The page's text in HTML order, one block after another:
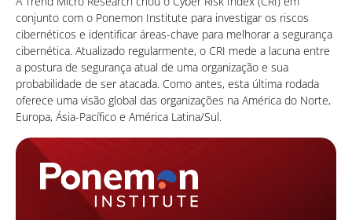
conjunto com o Ponemon Institute para investigar os riscos
cibernéticos e identificar áreas-chave para melhorar a segurança
cibernética. Atualizado regularmente, o CRI mede a lacuna entre
a postura de segurança atual de uma organização e sua
probabilidade de ser atacada. Como antes, esta última rodada
oferece uma visão global das organizações na América do Norte,
Europa, Ásia-Pacífico e América Latina/Sul.